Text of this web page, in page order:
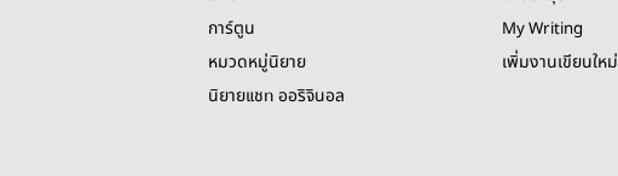
การ์ตูน
หมวดหมู่นิยาย
นิยายแชท ออริจินอล
My Writing
เพิ่มงานเขียนใหม่